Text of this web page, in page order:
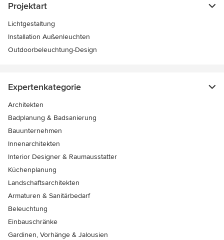
Projektart
Lichtgestaltung
Installation Außenleuchten
Outdoorbeleuchtung-Design
Expertenkategorie
Architekten
Badplanung & Badsanierung
Bauunternehmen
Innenarchitekten
Interior Designer & Raumausstatter
Küchenplanung
Landschaftsarchitekten
Armaturen & Sanitärbedarf
Beleuchtung
Einbauschränke
Gardinen, Vorhänge & Jalousien